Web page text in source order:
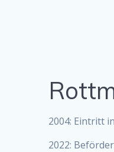
2004: Eintritt
2022: